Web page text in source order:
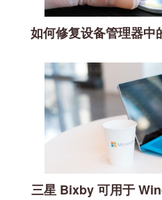
如何修复设备管理器中
三星 Bixby 可用于